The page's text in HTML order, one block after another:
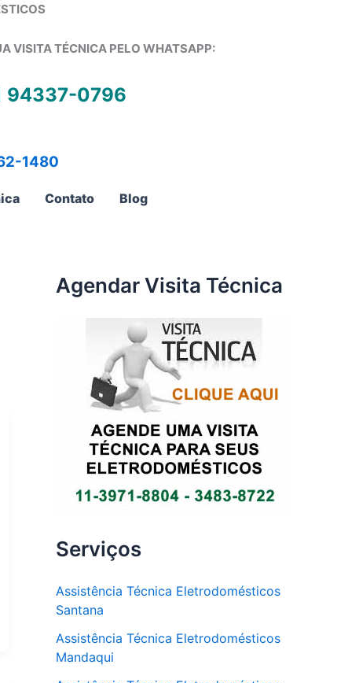
VISITA TÉCNICA PELO WHATSAPP:
94337-0796
1480
Contato Blog
Agendar Visita Técnica
Serviços
Assistência Técnica Eletrodomésticos
Santana
Assistência Técnica Eletrodomésticos
Mandaqui